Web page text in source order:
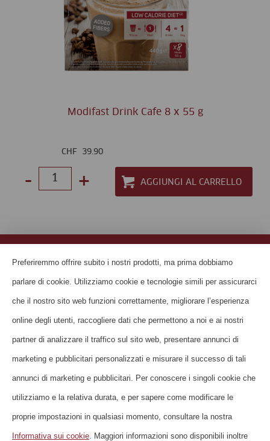
Modifast Drink Cafe 8 x 55 g
CHF 39.90
- +
and
100
HOME
SU DI NOI
CONTATTO
FAQ
NEWSLETTER
CONDIZIONI DI UTILIZZO
DICHIARAZIONE SULLA PROTEZIONE
Preferiremmo offrire subito i nostri prodotti, ma prima dobbiamo
parlare di cookie. Utilizziamo cookie e tecnologie simili per assicurarci
che il nostro sito web funzioni correttamente, migliorare l’esperienza
online degli utenti, raccogliere dati che permettono a noi e ai nostri
partner di analizzare il traffico sul sito web, presentare annunci di
marketing e pubblicitari personalizzati e misurare il successo di tali
annunci di marketing e pubblicitari. Per conoscere i singoli cookie che
utilizziamo e la relativa durata, e per sapere come modificare le
proprie impostazioni in qualsiasi momento, consultare la nostra
Informativa sui cookie. Maggiori informazioni sono disponibili inoltre